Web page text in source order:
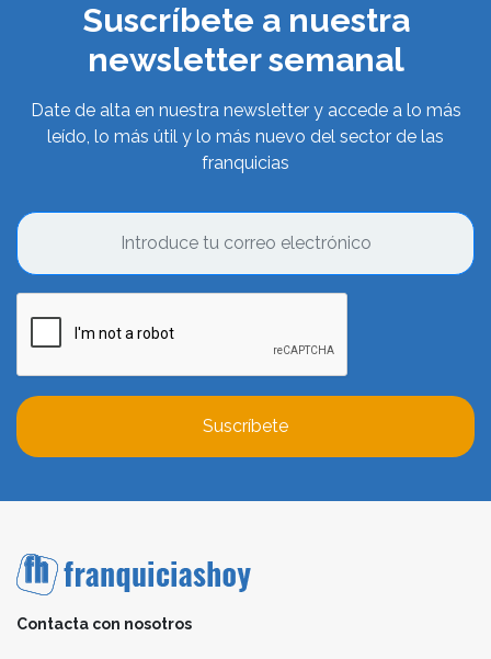
Suscríbete a nuestra
newsletter semanal
Date de alta en nuestra newsletter y accede a lo más
leído, lo más útil y lo más nuevo del sector de las
franquicias
Suscríbete
Contacta con nosotros